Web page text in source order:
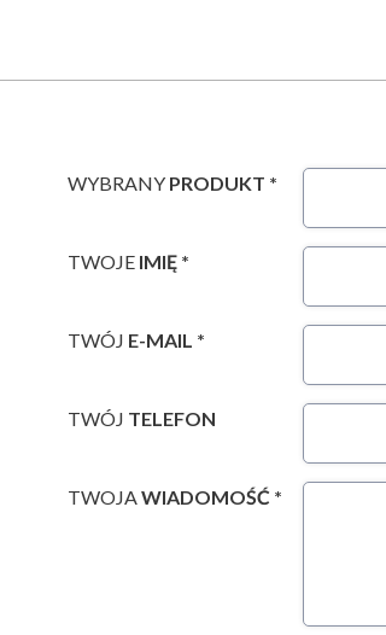
WYBRANY PRODUKT *
TWOJE IMIĘ *
TWÓJ E-MAIL *
TWÓJ TELEFON
TWOJAWIADOMOŚĆ *